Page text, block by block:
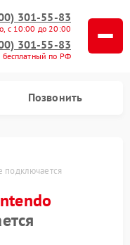
301-55-83
с 10:00 до 20:00
301-55-83
бесплатный по РФ
Позвонить
подключается